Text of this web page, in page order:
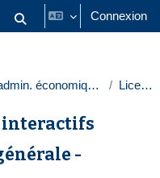
Activer/désactiver la saisie
Connexion
EDS - Inst. admin. économique et sociale Licences
interactifs
-